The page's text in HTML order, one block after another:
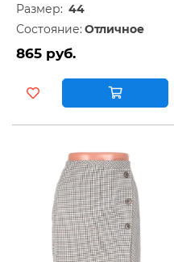
Размер: 44
Состояние: Отличное
865 руб.